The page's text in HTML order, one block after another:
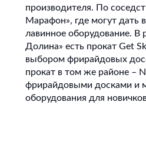
производителя. По
Марафон», где могут дать
лавинное оборудование. В
Долина» есть прокат Get
выбором фрирайдовых
прокат в том же районе –
фрирайдовыми досками и
оборудования для